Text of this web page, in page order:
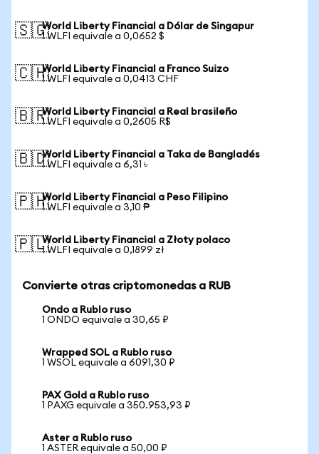
🇸🇬World Liberty Financial a Dólar de Singapur
1 WLFI equivale a 0,0652 $
🇨🇭World Liberty Financial a Franco Suizo
1 WLFI equivale a 0,0413 CHF
🇧🇷World Liberty Financial a Real brasileño
1 WLFI equivale a 0,2605 R$
🇧🇩World Liberty Financial a Taka de Bangladés
1 WLFI equivale a 6,31 ৳
🇵🇭World Liberty Financial a Peso Filipino
1 WLFI equivale a 3,10 ₱
🇵🇱World Liberty Financial a Złoty polaco
1 WLFI equivale a 0,1899 zł
Convierte otras criptomonedas a RUB
Ondo a Rublo ruso
1 ONDO equivale a 30,65 ₽
Wrapped SOL a Rublo ruso
1 WSOL equivale a 6091,30 ₽
PAX Gold a Rublo ruso
1 PAXG equivale a 350.953,93 ₽
Aster a Rublo ruso
1 ASTER equivale a 50,00 ₽